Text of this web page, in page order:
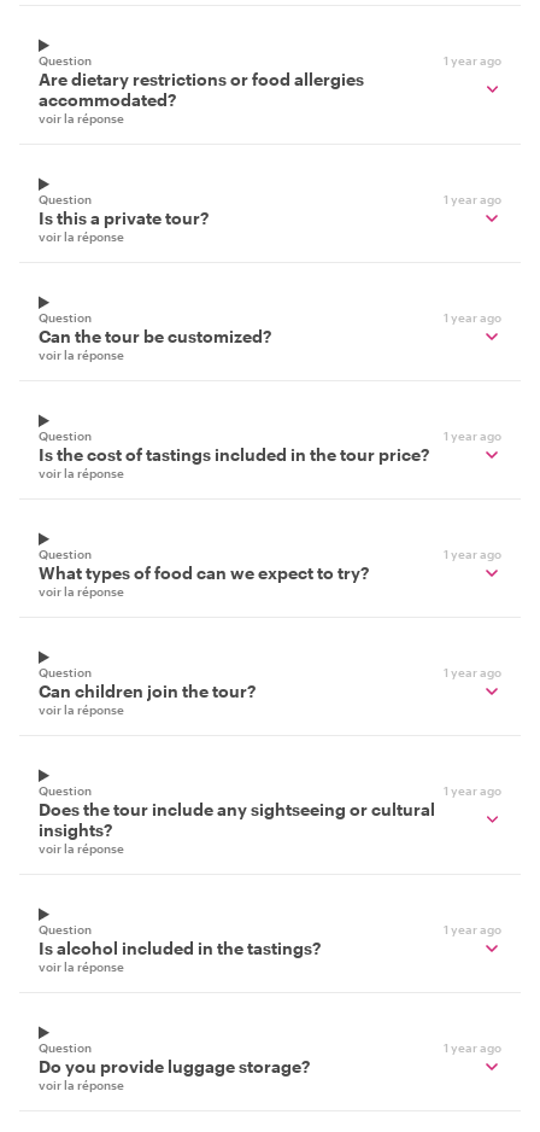
Question 1 year ago
Are dietary restrictions or food allergies
accommodated?
voir la réponse
Question 1 year ago
Is this a private tour?
voir la réponse
Question 1 year ago
Can the tour be customized?
voir la réponse
Question 1 year ago
Is the cost of tastings included in the tour price?
voir la réponse
Question 1 year ago
What types of food can we expect to try?
voir la réponse
Question 1 year ago
Can children join the tour?
voir la réponse
Question 1 year ago
Does the tour include any sightseeing or cultural
insights?
voir la réponse
Question 1 year ago
Is alcohol included in the tastings?
voir la réponse
Question 1 year ago
Do you provide luggage storage?
voir la réponse